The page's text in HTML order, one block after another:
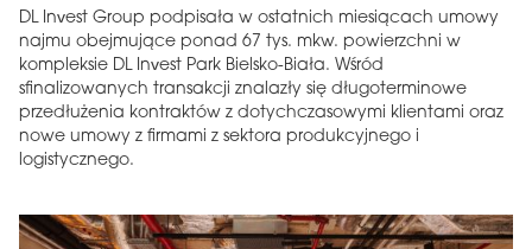
DL Invest Group podpisała w ostatnich miesiącach umowy
najmu obejmujące ponad 67 tys. mkw. powierzchni w
kompleksie DL Invest Park Bielsko-Biała. Wśród
sfinalizowanych transakcji znalazły się długoterminowe
przedłużenia kontraktów z dotychczasowymi klientami oraz
nowe umowy z firmami z sektora produkcyjnego i
logistycznego.